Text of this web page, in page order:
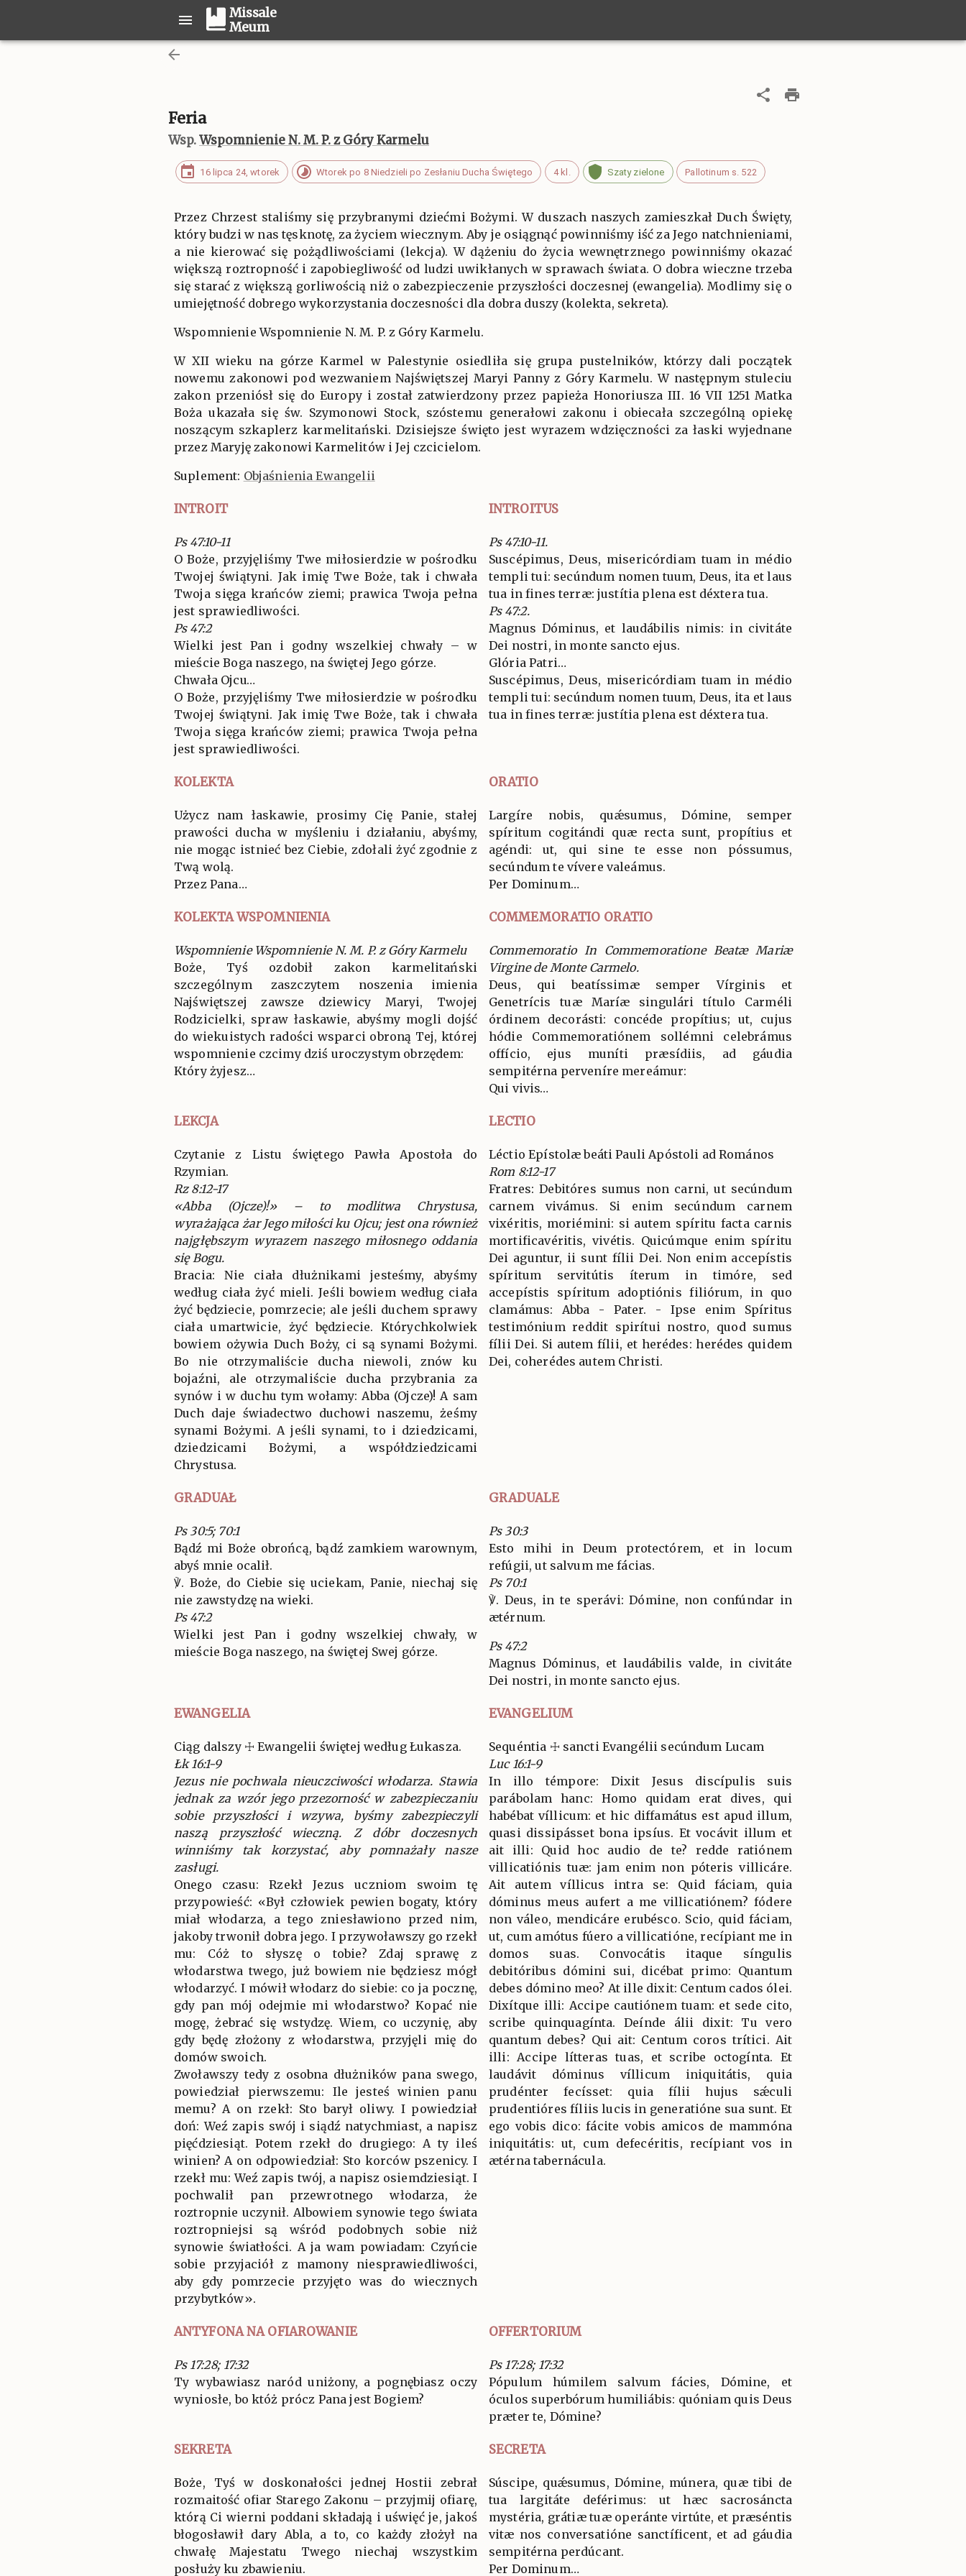
Missale
Meum
Feria
Wsp.Wspomnienie N. M. P. z Góry Karmelu
16 lipca 24, wtorek Wtorek po 8 Niedzieli po Zesłaniu Ducha Świętego 4 kl. Szaty zielone Pallotinum s. 522
Przez Chrzest staliśmy się przybranymi dziećmi Bożymi. W duszach naszych zamieszkał Duch Święty,
który budzi w nas tęsknotę, za życiem wiecznym. Aby je osiągnąć powinniśmy iść za Jego natchnieniami,
a nie kierować się pożądliwościami (lekcja). W dążeniu do życia wewnętrznego powinniśmy okazać
większą roztropność i zapobiegliwość od ludzi uwikłanych w sprawach świata. O dobra wieczne trzeba
się starać z większą gorliwością niż o zabezpieczenie przyszłości doczesnej (ewangelia). Modlimy się o
umiejętność dobrego wykorzystania doczesności dla dobra duszy (kolekta, sekreta).
Wspomnienie Wspomnienie N. M. P. z Góry Karmelu.
W XII wieku na górze Karmel w Palestynie osiedliła się grupa pustelników, którzy dali początek
nowemu zakonowi pod wezwaniem Najświętszej Maryi Panny z Góry Karmelu. W następnym stuleciu
zakon przeniósł się do Europy i został zatwierdzony przez papieża Honoriusza III. 16 VII 1251 Matka
Boża ukazała się św. Szymonowi Stock, szóstemu generałowi zakonu i obiecała szczególną opiekę
noszącym szkaplerz karmelitański. Dzisiejsze święto jest wyrazem wdzięczności za łaski wyjednane
przez Maryję zakonowi Karmelitów i Jej czcicielom.
Suplement: Objaśnienia Ewangelii
INTROIT INTROITUS
Ps 47:10-11
O Boże, przyjęliśmy Twe miłosierdzie w pośrodku
Twojej świątyni. Jak imię Twe Boże, tak i chwała
Twoja sięga krańców ziemi; prawica Twoja pełna
jest sprawiedliwości.
Ps 47:2
Wielki jest Pan i godny wszelkiej chwały – w
mieście Boga naszego, na świętej Jego górze.
Chwała Ojcu…
O Boże, przyjęliśmy Twe miłosierdzie w pośrodku
Twojej świątyni. Jak imię Twe Boże, tak i chwała
Twoja sięga krańców ziemi; prawica Twoja pełna
jest sprawiedliwości.
Ps 47:10-11.
Suscépimus, Deus, misericórdiam tuam in médio
templi tui: secúndum nomen tuum, Deus, ita et laus
tua in fines terræ: justítia plena est déxtera tua.
Ps 47:2.
Magnus Dóminus, et laudábilis nimis: in civitáte
Dei nostri, in monte sancto ejus.
Glória Patri…
Suscépimus, Deus, misericórdiam tuam in médio
templi tui: secúndum nomen tuum, Deus, ita et laus
tua in fines terræ: justítia plena est déxtera tua.
KOLEKTA ORATIO
Użycz nam łaskawie, prosimy Cię Panie, stałej
prawości ducha w myśleniu i działaniu, abyśmy,
nie mogąc istnieć bez Ciebie, zdołali żyć zgodnie z
Twą wolą.
Przez Pana…
Largíre nobis, quǽsumus, Dómine, semper
spíritum cogitándi quæ recta sunt, propítius et
agéndi: ut, qui sine te esse non póssumus,
secúndum te vívere valeámus.
Per Dominum…
KOLEKTA WSPOMNIENIA COMMEMORATIO ORATIO
Wspomnienie Wspomnienie N. M. P. z Góry Karmelu
Boże, Tyś ozdobił zakon karmelitański
szczególnym zaszczytem noszenia imienia
Najświętszej zawsze dziewicy Maryi, Twojej
Rodzicielki, spraw łaskawie, abyśmy mogli dojść
do wiekuistych radości wsparci obroną Tej, której
wspomnienie czcimy dziś uroczystym obrzędem:
Który żyjesz…
Commemoratio In Commemoratione Beatæ Mariæ
Virgine de Monte Carmelo.
Deus, qui beatíssimæ semper Vírginis et
Genetrícis tuæ Maríæ singulári título Carméli
órdinem decorásti: concéde propítius; ut, cujus
hódie Commemoratiónem sollémni celebrámus
offício, ejus muníti præsídiis, ad gáudia
sempitérna perveníre mereámur:
Qui vivis…
LEKCJA LECTIO
Czytanie z Listu świętego Pawła Apostoła do
Rzymian.
Rz 8:12-17
«Abba (Ojcze)!» – to modlitwa Chrystusa,
wyrażająca żar Jego miłości ku Ojcu; jest ona również
najgłębszym wyrazem naszego miłosnego oddania
się Bogu.
Bracia: Nie ciała dłużnikami jesteśmy, abyśmy
według ciała żyć mieli. Jeśli bowiem według ciała
żyć będziecie, pomrzecie; ale jeśli duchem sprawy
ciała umartwicie, żyć będziecie. Którychkolwiek
bowiem ożywia Duch Boży, ci są synami Bożymi.
Bo nie otrzymaliście ducha niewoli, znów ku
bojaźni, ale otrzymaliście ducha przybrania za
synów i w duchu tym wołamy: Abba (Ojcze)! A sam
Duch daje świadectwo duchowi naszemu, żeśmy
synami Bożymi. A jeśli synami, to i dziedzicami,
dziedzicami Bożymi, a współdziedzicami
Chrystusa.
Léctio Epístolæ beáti Pauli Apóstoli ad Romános
Rom 8:12-17
Fratres: Debitóres sumus non carni, ut secúndum
carnem vivámus. Si enim secúndum carnem
vixéritis, moriémini: si autem spíritu facta carnis
mortificavéritis, vivétis. Quicúmque enim spíritu
Dei aguntur, ii sunt fílii Dei. Non enim accepístis
spíritum servitútis íterum in timóre, sed
accepístis spíritum adoptiónis filiórum, in quo
clamámus: Abba - Pater. - Ipse enim Spíritus
testimónium reddit spirítui nostro, quod sumus
fílii Dei. Si autem fílii, et herédes: herédes quidem
Dei, coherédes autem Christi.
GRADUAŁ GRADUALE
Ps 30:5; 70:1
Bądź mi Boże obrońcą, bądź zamkiem warownym,
abyś mnie ocalił.
℣. Boże, do Ciebie się uciekam, Panie, niechaj się
nie zawstydzę na wieki.
Ps 47:2
Wielki jest Pan i godny wszelkiej chwały, w
mieście Boga naszego, na świętej Swej górze.
Ps 30:3
Esto mihi in Deum protectórem, et in locum
refúgii, ut salvum me fácias.
Ps 70:1
℣. Deus, in te sperávi: Dómine, non confúndar in
ætérnum.
Ps 47:2
Magnus Dóminus, et laudábilis valde, in civitáte
Dei nostri, in monte sancto ejus.
EWANGELIA EVANGELIUM
Ciąg dalszy ☩ Ewangelii świętej według Łukasza.
Łk 16:1-9
Jezus nie pochwala nieuczciwości włodarza. Stawia
jednak za wzór jego przezorność w zabezpieczaniu
sobie przyszłości i wzywa, byśmy zabezpieczyli
naszą przyszłość wieczną. Z dóbr doczesnych
winniśmy tak korzystać, aby pomnażały nasze
zasługi.
Onego czasu: Rzekł Jezus uczniom swoim tę
przypowieść: «Był człowiek pewien bogaty, który
miał włodarza, a tego zniesławiono przed nim,
jakoby trwonił dobra jego. I przywoławszy go rzekł
mu: Cóż to słyszę o tobie? Zdaj sprawę z
włodarstwa twego, już bowiem nie będziesz mógł
włodarzyć. I mówił włodarz do siebie: co ja pocznę,
gdy pan mój odejmie mi włodarstwo? Kopać nie
mogę, żebrać się wstydzę. Wiem, co uczynię, aby
gdy będę złożony z włodarstwa, przyjęli mię do
domów swoich.
Zwoławszy tedy z osobna dłużników pana swego,
powiedział pierwszemu: Ile jesteś winien panu
memu? A on rzekł: Sto barył oliwy. I powiedział
doń: Weź zapis swój i siądź natychmiast, a napisz
pięćdziesiąt. Potem rzekł do drugiego: A ty ileś
winien? A on odpowiedział: Sto korców pszenicy. I
rzekł mu: Weź zapis twój, a napisz osiemdziesiąt. I
pochwalił pan przewrotnego włodarza, że
roztropnie uczynił. Albowiem synowie tego świata
roztropniejsi są wśród podobnych sobie niż
synowie światłości. A ja wam powiadam: Czyńcie
sobie przyjaciół z mamony niesprawiedliwości,
aby gdy pomrzecie przyjęto was do wiecznych
przybytków».
Sequéntia ☩ sancti Evangélii secúndum Lucam
Luc 16:1-9
In illo témpore: Dixit Jesus discípulis suis
parábolam hanc: Homo quidam erat dives, qui
habébat víllicum: et hic diffamátus est apud illum,
quasi dissipásset bona ipsíus. Et vocávit illum et
ait illi: Quid hoc audio de te? redde ratiónem
villicatiónis tuæ: jam enim non póteris villicáre.
Ait autem víllicus intra se: Quid fáciam, quia
dóminus meus aufert a me villicatiónem? fódere
non váleo, mendicáre erubésco. Scio, quid fáciam,
ut, cum amótus fúero a villicatióne, recípiant me in
domos suas. Convocátis itaque síngulis
debitóribus dómini sui, dicébat primo: Quantum
debes dómino meo? At ille dixit: Centum cados ólei.
Dixítque illi: Accipe cautiónem tuam: et sede cito,
scribe quinquagínta. Deínde álii dixit: Tu vero
quantum debes? Qui ait: Centum coros trítici. Ait
illi: Accipe lítteras tuas, et scribe octogínta. Et
laudávit dóminus víllicum iniquitátis, quia
prudénter fecísset: quia fílii hujus sǽculi
prudentióres fíliis lucis in generatióne sua sunt. Et
ego vobis dico: fácite vobis amicos de mammóna
iniquitátis: ut, cum defecéritis, recípiant vos in
ætérna tabernácula.
ANTYFONA NA OFIAROWANIE OFFERTORIUM
Ps 17:28; 17:32
Ty wybawiasz naród uniżony, a pognębiasz oczy
wyniosłe, bo któż prócz Pana jest Bogiem?
Ps 17:28; 17:32
Pópulum húmilem salvum fácies, Dómine, et
óculos superbórum humiliábis: quóniam quis Deus
præter te, Dómine?
SEKRETA SECRETA
Boże, Tyś w doskonałości jednej Hostii zebrał
rozmaitość ofiar Starego Zakonu – przyjmij ofiarę,
którą Ci wierni poddani składają i uświęć je, jakoś
błogosławił dary Abla, a to, co każdy złożył na
chwałę Majestatu Twego niechaj wszystkim
posłuży ku zbawieniu.
Súscipe, quǽsumus, Dómine, múnera, quæ tibi de
tua largitáte deférimus: ut hæc sacrosáncta
mystéria, grátiæ tuæ operánte virtúte, et præséntis
vitæ nos conversatióne sanctíficent, et ad gáudia
sempitérna perdúcant.
Per Dominum…